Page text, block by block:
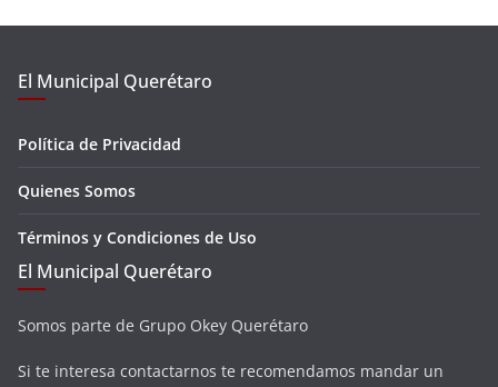
El Municipal Querétaro
Política de Privacidad
Quienes Somos
Términos y Condiciones de Uso
El Municipal Querétaro
Somos parte de Grupo Okey Querétaro
Si te interesa contactarnos te recomendamos mandar un